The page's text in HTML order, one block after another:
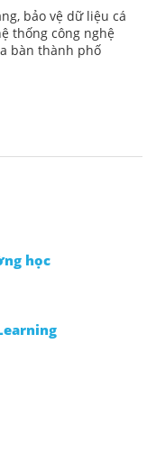
bảo vệ dữ liệu cá
thống công nghệ
bàn thành phố
học